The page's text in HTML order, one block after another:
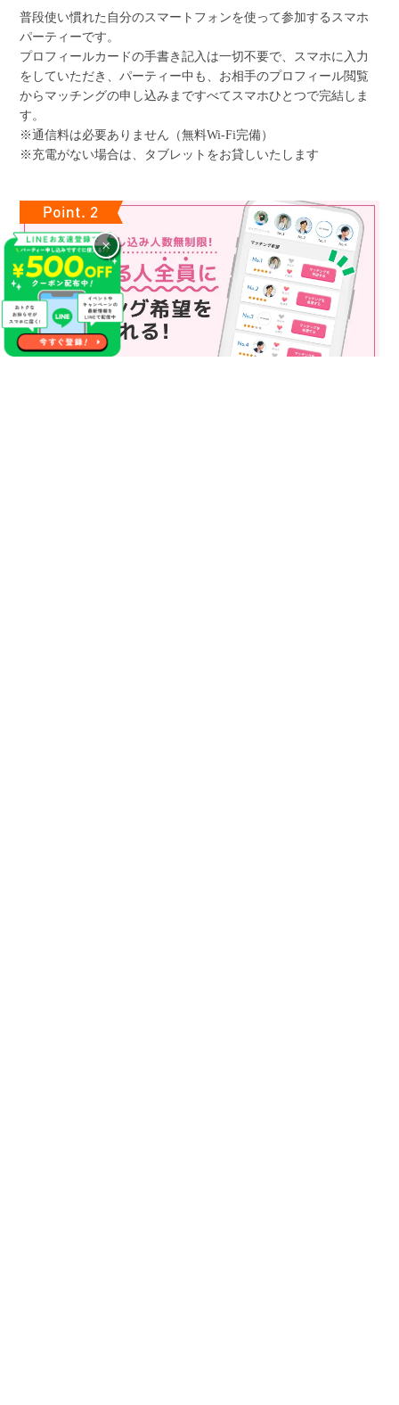
普段使い慣れた自分のスマートフォンを使って参加するスマホ
パーティーです。
プロフィールカードの手書き記入は一切不要で、スマホに入力
をしていただき、パーティー中も、お相手のプロフィール閲覧
からマッチングの申し込みまですべてスマホひとつで完結しま
す。
※通信料は必要ありません（無料Wi-Fi完備）
※充電がない場合は、タブレットをお貸しいたします
×